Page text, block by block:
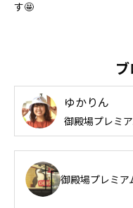
す🤩
ゆかりん
御殿場プレミ
御殿場プレミ